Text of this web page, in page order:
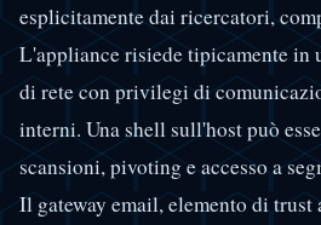
esplicitamente dai ricercatori,
L'appliance risiede tipicamente in
di rete con privilegi di
interni. Una shell sull'host può
scansioni, pivoting e accesso a
Il gateway email, elemento di